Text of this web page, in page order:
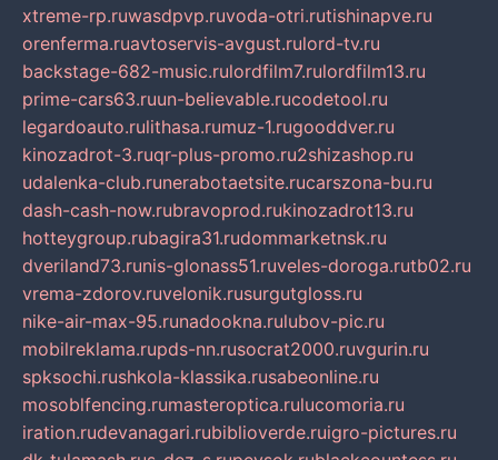
xtreme-rp.ruwasdpvp.ruvoda-otri.rutishinapve.ru
orenferma.ruavtoservis-avgust.rulord-tv.ru
backstage-682-music.rulordfilm7.rulordfilm13.ru
prime-cars63.ruun-believable.rucodetool.ru
legardoauto.rulithasa.rumuz-1.rugooddver.ru
kinozadrot-3.ruqr-plus-promo.ru2shizashop.ru
udalenka-club.runerabotaetsite.rucarszona-bu.ru
dash-cash-now.rubravoprod.rukinozadrot13.ru
hotteygroup.rubagira31.rudommarketnsk.ru
dveriland73.runis-glonass51.ruveles-doroga.rutb02.ru
vrema-zdorov.ruvelonik.rusurgutgloss.ru
nike-air-max-95.runadookna.rulubov-pic.ru
mobilreklama.rupds-nn.rusocrat2000.ruvgurin.ru
spksochi.rushkola-klassika.rusabeonline.ru
mosoblfencing.rumasteroptica.rulucomoria.ru
iration.rudevanagari.rubiblioverde.ruigro-pictures.ru